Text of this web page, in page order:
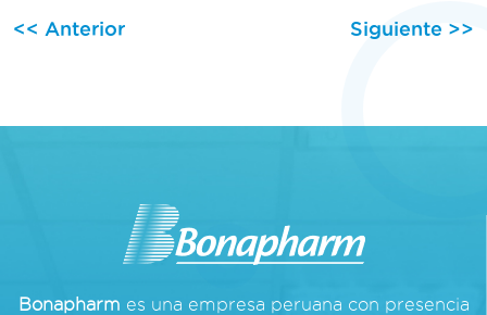
Navegación
<< Anterior Siguiente >>
Bonapharm es una empresa peruana con presencia